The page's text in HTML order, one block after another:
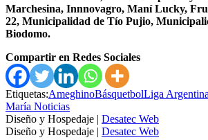
Marchesina, Innnovagro, Maní Lucky,
22, Municipalidad de Tío Pujio,
Biodomo.
Compartir en Redes Sociales
Etiquetas:AmeghinoBásquetbolLiga Argentina
María Noticias
Diseño y Hospedaje | Desatec Web
Diseño y Hospedaje | Desatec Web